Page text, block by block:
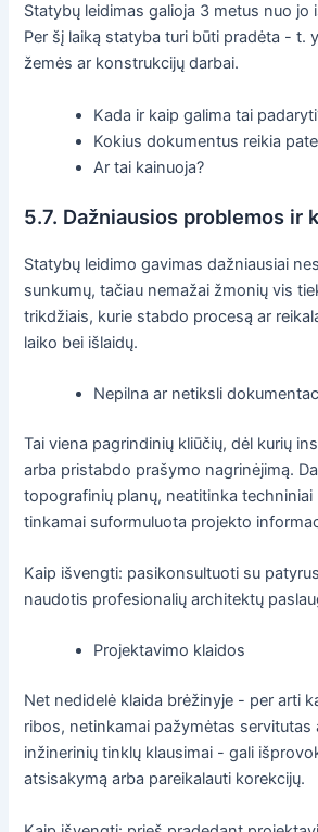
Statybų leidimas galioja 3 metus nuo jo
Per šį laiką statyba turi būti pradėta - t.
žemės ar konstrukcijų darbai.
Kada ir kaip galima tai
Kokius dokumentus reikia
Ar tai kainuoja?
5.7. Dažniausios problemos ir
Statybų leidimo gavimas dažniausiai
sunkumų, tačiau nemažai žmonių vis
trikdžiais, kurie stabdo procesą ar
laiko bei išlaidų.
Nepilna ar netiksli
Tai viena pagrindinių kliūčių, dėl kurių
arba pristabdo prašymo nagrinėjimą.
topografinių planų, neatitinka techniniai
tinkamai suformuluota projekto
Kaip išvengti: pasikonsultuoti su
naudotis profesionalių architektų
Projektavimo klaidos
Net nedidelė klaida brėžinyje - per arti
ribos, netinkamai pažymėtas servitutas
inžinerinių tinklų klausimai - gali
atsisakymą arba pareikalauti korekcijų.